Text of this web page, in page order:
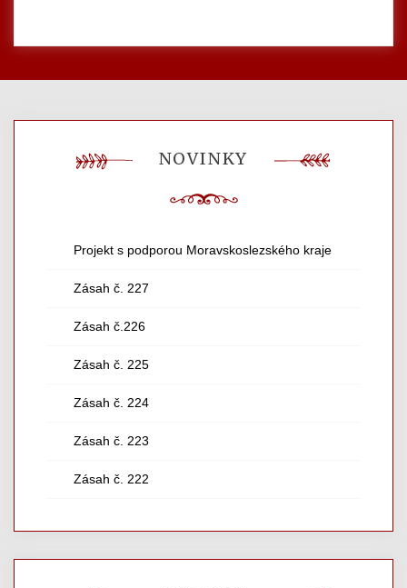
NOVINKY
Projekt s podporou Moravskoslezského kraje
Zásah č. 227
Zásah č.226
Zásah č. 225
Zásah č. 224
Zásah č. 223
Zásah č. 222